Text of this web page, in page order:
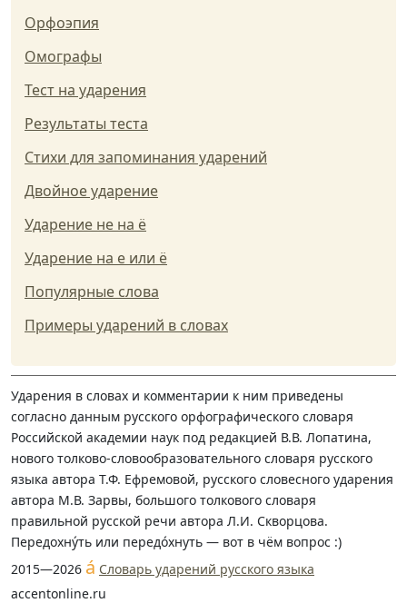
Орфоэпия
Омографы
Тест на ударения
Результаты теста
Стихи для запоминания ударений
Двойное ударение
Ударение не на ё
Ударение на е или ё
Популярные слова
Примеры ударений в словах
Ударения в словах и комментарии к ним приведены
согласно данным русского орфографического словаря
Российской академии наук под редакцией В.В. Лопатина,
нового толково-словообразовательного словаря русского
языка автора Т.Ф. Ефремовой, русского словесного ударения
автора М.В. Зарвы, большого толкового словаря
правильной русской речи автора Л.И. Скворцова.
Передохну́ть или передо́хнуть — вот в чём вопрос :)
2015—2026 á Словарь ударений русского языка
accentonline.ru